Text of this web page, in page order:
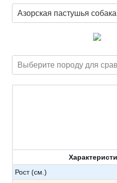
Азорская пастушья собака
Выберите породу для
Рост (см.)